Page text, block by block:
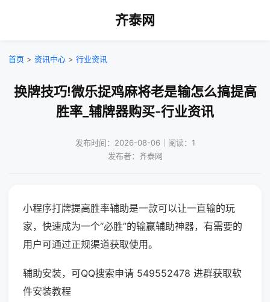
齐泰网
首页 > 资讯中心 > 行业资讯
换牌技巧!微乐捉鸡麻将老是输怎么搞提高
胜率_辅牌器购买-行业资讯
发布时间：2026-08-06｜阅读：1
发布者：齐泰网
小程序打牌提高胜率辅助是一款可以让一直输的玩
家，快速成为一个“必胜”的输赢辅助神器，有需要的
用户可通过正规渠道获取使用。
辅助安装，可QQ搜索申请 549552478 进群获取软
件安装教程